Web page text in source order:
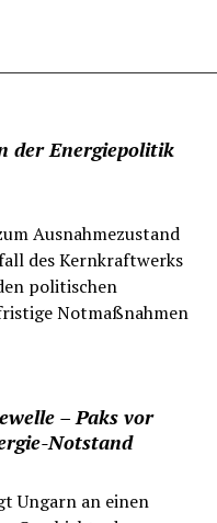
der Energiepolitik
Ausnahmezustand
des Kernkraftwerks
politischen
Notmaßnahmen
– Paks vor
Notstand
Ungarn an einen